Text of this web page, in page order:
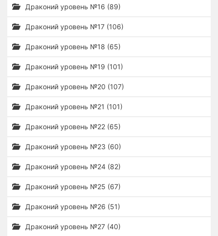
Драконий уровень №16 (89)
Драконий уровень №17 (106)
Драконий уровень №18 (65)
Драконий уровень №19 (101)
Драконий уровень №20 (107)
Драконий уровень №21 (101)
Драконий уровень №22 (65)
Драконий уровень №23 (60)
Драконий уровень №24 (82)
Драконий уровень №25 (67)
Драконий уровень №26 (51)
Драконий уровень №27 (40)